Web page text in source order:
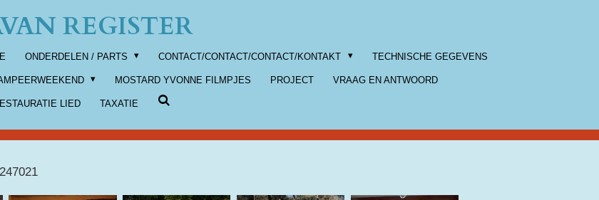
REGISTER
ONDERDELEN / PARTS CONTACT/CONTACT/CONTACT/KONTAKT TECHNISCHE GEGEVENS
MOSTARD YVONNE FILMPJES PROJECT VRAAG EN ANTWOORD
LIED TAXATIE